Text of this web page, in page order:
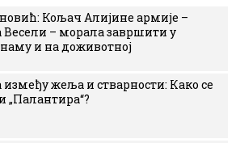
Кољач Алијине армије –
Весели – морала завршити у
и на доживотној
између жеља и стварности: Како се
„Палантира“?